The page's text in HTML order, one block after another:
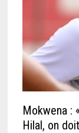
Mokwena :
Hilal, on